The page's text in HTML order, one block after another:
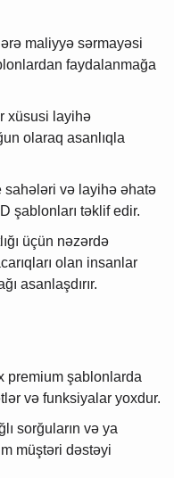
maliyyə sərmayəsi
faydalanmağa
xüsusi layihə
olaraq asanlıqla
sahələri və layihə əhatə
şablonları təklif edir.
üçün nəzərdə
olan insanlar
asanlaşdırır.
premium şablonlarda
və funksiyalar yoxdur.
sorğuların və ya
müştəri dəstəyi